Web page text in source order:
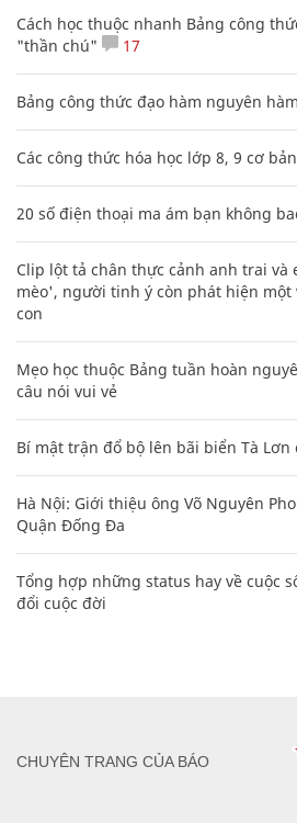
Cách học thuộc nhanh Bảng công
"thần chú"
17
Bảng công thức đạo hàm nguyên
Các công thức hóa học lớp 8, 9 cơ
20 số điện thoại ma ám bạn không
Clip lột tả chân thực cảnh anh trai và
mèo', người tinh ý còn phát hiện một
con
Mẹo học thuộc Bảng tuần hoàn
câu nói vui vẻ
Bí mật trận đổ bộ lên bãi biển Tà Lơn
Hà Nội: Giới thiệu ông Võ Nguyên
Quận Đống Đa
Tổng hợp những status hay về cuộc
đổi cuộc đời
CHUYÊN TRANG CỦA BÁO